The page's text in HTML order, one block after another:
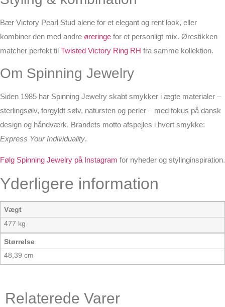
Bær Victory Pearl Stud alene for et elegant og rent look, eller
kombiner den med andre øreringe for et personligt mix. Ørestikken
matcher perfekt til Twisted Victory Ring RH fra samme kollektion.
Om Spinning Jewelry
Siden 1985 har Spinning Jewelry skabt smykker i ægte materialer –
sterlingsølv, forgyldt sølv, natursten og perler – med fokus på dansk
design og håndværk. Brandets motto afspejles i hvert smykke:
Express Your Individuality.
Følg Spinning Jewelry på Instagram for nyheder og stylinginspiration.
Yderligere information
Vægt
477 kg
Størrelse
48,39 cm
Relaterede Varer